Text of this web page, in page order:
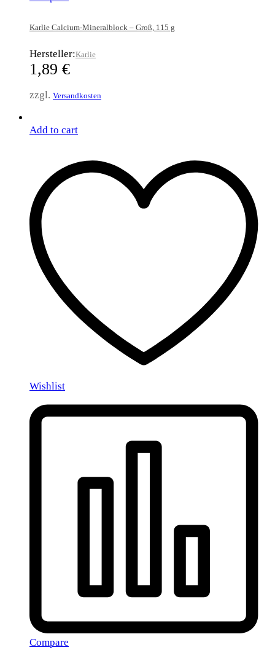
Karlie Calcium-Mineralblock – Groß, 115 g
Hersteller:Karlie
1,89 €
zzgl. Versandkosten
Add to cart
Wishlist
Compare